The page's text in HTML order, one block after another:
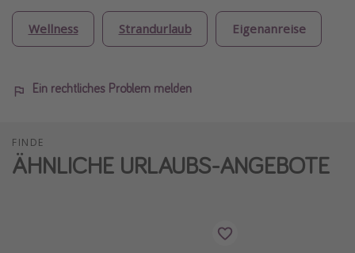
Wellness Strandurlaub Eigenanreise
Ein rechtliches Problem melden
FINDE
ÄHNLICHE URLAUBS-ANGEBOTE